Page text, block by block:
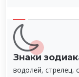
Знаки
водолей, стрелец,